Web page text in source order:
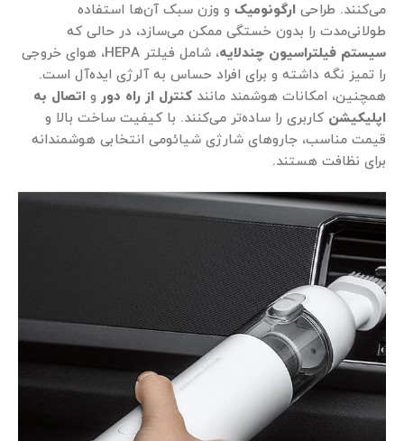
می‌کنند. طراحی ارگونومیک و وزن سبک آن‌ها استفاده
طولانی‌مدت را بدون خستگی ممکن می‌سازد، در حالی که
سیستم فیلتراسیون چندلایه
، شامل فیلتر HEPA، هوای خروجی
را تمیز نگه داشته و برای افراد حساس به آلرژی ایده‌آل است.
همچنین، امکانات هوشمند مانند کنترل از راه دور و اتصال به
اپلیکیشن کاربری را ساده‌تر می‌کنند. با کیفیت ساخت بالا و
قیمت مناسب، جاروهای شارژی شیائومی انتخابی هوشمندانه
برای نظافت هستند.